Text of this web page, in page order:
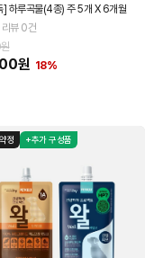
하
] 하루곡물(4종) 주 5개 X 6개월
리뷰0건
원 18%
정 +추가 구성품